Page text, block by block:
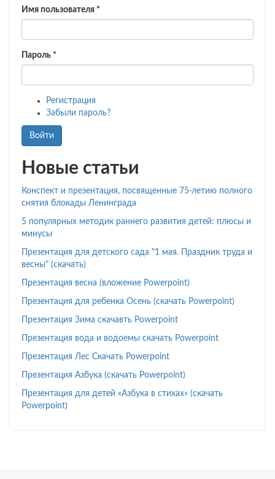
Имя пользователя *
Пароль *
Регистрация
Забыли пароль?
Войти
Новые статьи
Конспект и презентация, посвященные 75-летию полного
снятия блокады Ленинграда
5 популярных методик раннего развития детей: плюсы и
минусы
Презентация для детского сада "1 мая. Праздник труда и
весны" (скачать)
Презентация весна (вложение Powerpoint)
Презентация для ребенка Осень (скачать Powerpoint)
Презентация Зима скачавть Powerpoint
Презентация вода и водоемы скачать Powerpoint
Презентация Лес Скачать Powerpoint
Презентация Азбука (скачать Powerpoint)
Презентация для детей «Азбука в стихах» (скачать
Powerpoint)